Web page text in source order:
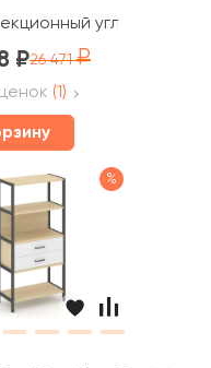
с ящиками
угловой
26 471
(1)
%